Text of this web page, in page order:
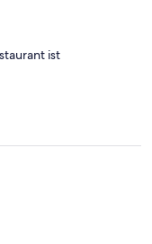
ist